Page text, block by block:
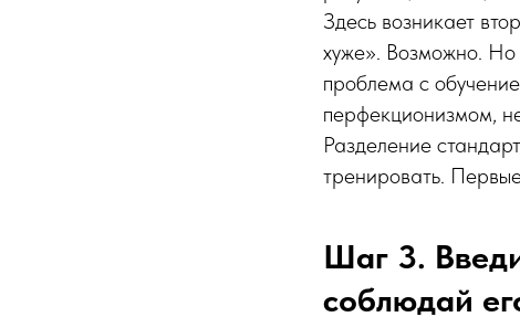
Здесь возникает
хуже». Возможно.
проблема с
перфекционизмом,
Разделение
тренировать.
Шаг 3.
соблюдай